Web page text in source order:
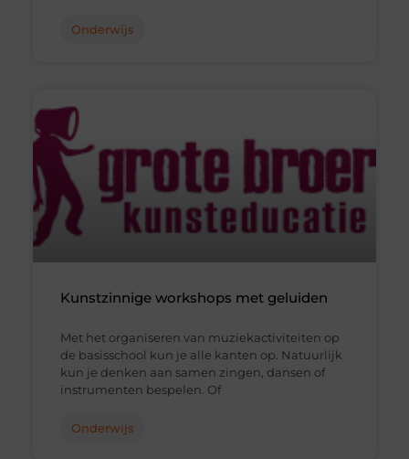
Onderwijs
Kunstzinnige workshops met geluiden
Met het organiseren van muziekactiviteiten op
de basisschool kun je alle kanten op. Natuurlijk
kun je denken aan samen zingen, dansen of
instrumenten bespelen. Of
Onderwijs